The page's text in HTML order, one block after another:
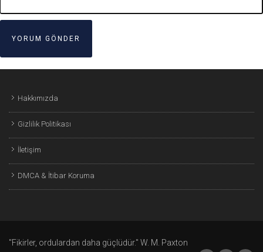
Hakkımızda
Gizlilik Politikası
İletişim
DMCA & İtibar Koruma
"Fikirler, ordulardan daha güçlüdür." W. M. Paxton